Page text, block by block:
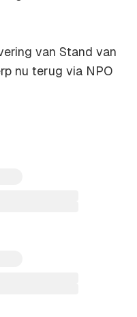
van Stand van
nu terug via NPO